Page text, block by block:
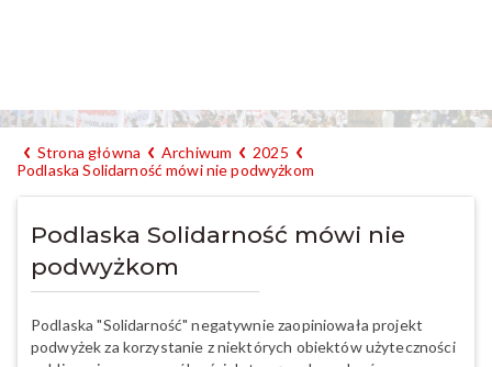
Strona główna Archiwum
2025
Podlaska Solidarność mówi nie podwyżkom
Podlaska Solidarność mówi nie
podwyżkom
Podlaska "Solidarność" negatywnie zaopiniowała projekt
podwyżek za korzystanie z niektórych obiektów użyteczności